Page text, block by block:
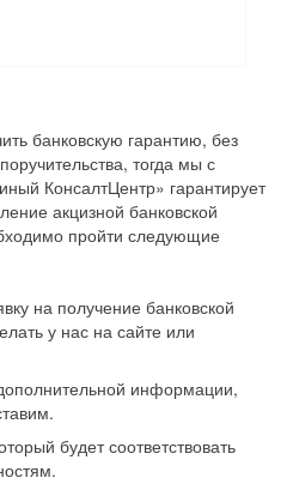
банковскую гарантию, без
тогда мы с
КонсалтЦентр» гарантирует
акцизной банковской
пройти следующие
на получение банковской
у нас на сайте или
информации,
будет соответствовать